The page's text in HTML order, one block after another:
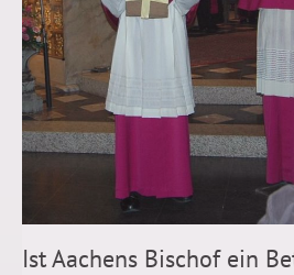
Ist Aachens Bischof ein